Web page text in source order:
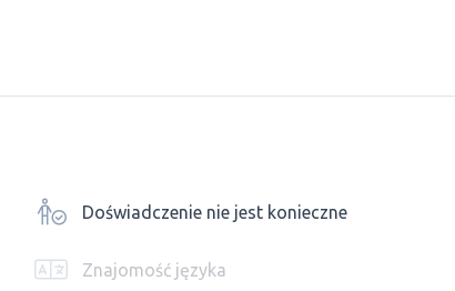
Doświadczenie nie jest konieczne
Znajomość języka